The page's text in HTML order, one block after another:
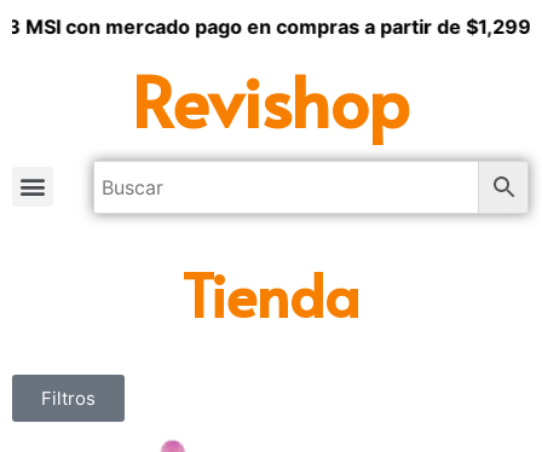
MSI con mercado pago en compras a partir de $1,299
Revishop
Tienda
Filtros